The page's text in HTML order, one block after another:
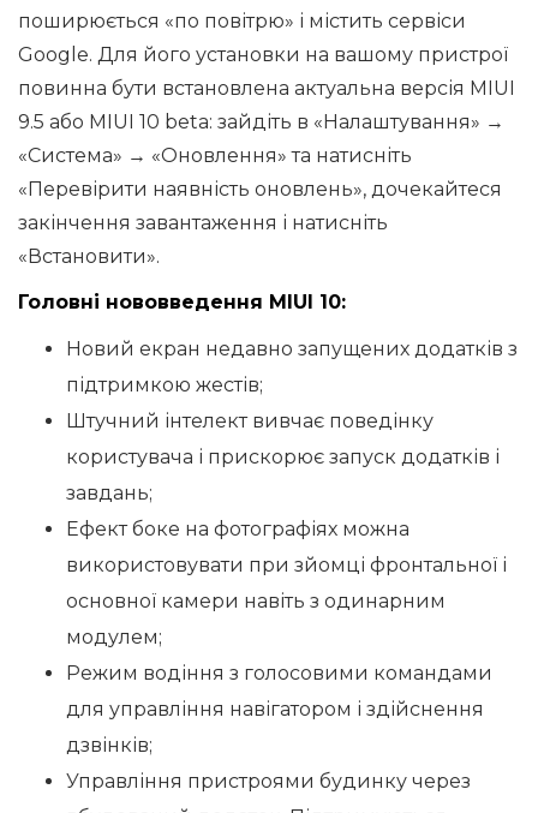
поширюється «по повітрю» і містить сервіси
Google. Для його установки на вашому пристрої
повинна бути встановлена ​​актуальна версія MIUI
9.5 або MIUI 10 beta: зайдіть в «Налаштування» →
«Система» → «Оновлення» та натисніть
«Перевірити наявність оновлень», дочекайтеся
закінчення завантаження і натисніть
«Встановити».
Головні нововведення MIUI 10:
Новий екран недавно запущених додатків з
підтримкою жестів;
Штучний інтелект вивчає поведінку
користувача і прискорює запуск додатків і
завдань;
Ефект боке на фотографіях можна
використовувати при зйомці фронтальної і
основної камери навіть з одинарним
модулем;
Режим водіння з голосовими командами
для управління навігатором і здійснення
дзвінків;
Управління пристроями будинку через